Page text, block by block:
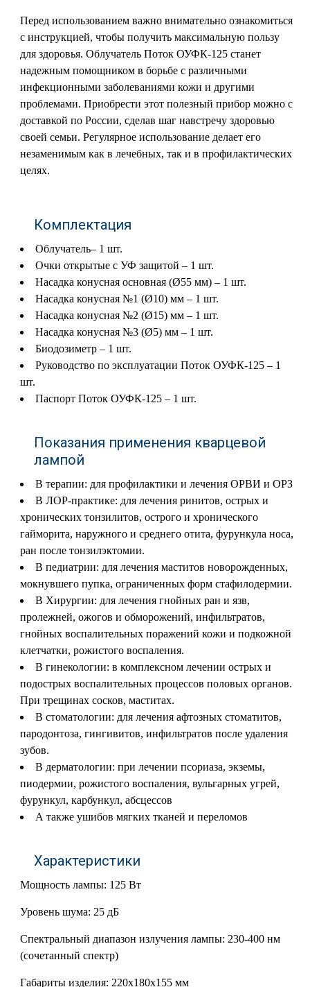
Перед использованием важно внимательно ознакомиться
с инструкцией, чтобы получить максимальную пользу
для здоровья. Облучатель Поток ОУФК-125 станет
надежным помощником в борьбе с различными
инфекционными заболеваниями кожи и другими
проблемами. Приобрести этот полезный прибор можно с
доставкой по России, сделав шаг навстречу здоровью
своей семьи. Регулярное использование делает его
незаменимым как в лечебных, так и в профилактических
целях.
Комплектация
Облучатель– 1 шт.
Очки открытые с УФ защитой – 1 шт.
Насадка конусная основная (Ø55 мм) – 1 шт.
Насадка конусная №1 (Ø10) мм – 1 шт.
Насадка конусная №2 (Ø15) мм – 1 шт.
Насадка конусная №3 (Ø5) мм – 1 шт.
Биодозиметр – 1 шт.
Руководство по эксплуатации Поток ОУФК-125 – 1
шт.
Паспорт Поток ОУФК-125 – 1 шт.
Показания применения кварцевой
лампой
В терапии: для профилактики и лечения ОРВИ и ОРЗ
В ЛОР-практике: для лечения ринитов, острых и
хронических тонзилитов, острого и хронического
гайморита, наружного и среднего отита, фурункула носа,
ран после тонзилэктомии.
В педиатрии: для лечения маститов новорожденных,
мокнувшего пупка, ограниченных форм стафилодермии.
В Хирургии: для лечения гнойных ран и язв,
пролежней, ожогов и обморожений, инфильтратов,
гнойных воспалительных поражений кожи и подкожной
клетчатки, рожистого воспаления.
В гинекологии: в комплексном лечении острых и
подострых воспалительных процессов половых органов.
При трещинах сосков, маститах.
В стоматологии: для лечения афтозных стоматитов,
пародонтоза, гингивитов, инфильтратов после удаления
зубов.
В дерматологии: при лечении псориаза, экземы,
пиодермии, рожистого воспаления, вульгарных угрей,
фурункул, карбункул, абсцессов
А также ушибов мягких тканей и переломов
Характеристики
Мощность лампы: 125 Вт
Уровень шума: 25 дБ
Спектральный диапазон излучения лампы: 230-400 нм
(сочетанный спектр)
Габариты изделия: 220х180х155 мм